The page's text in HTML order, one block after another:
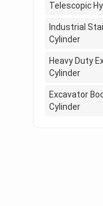
Telescopic
Industrial
Cylinder
Heavy Duty
Cylinder
Excavator
Cylinder